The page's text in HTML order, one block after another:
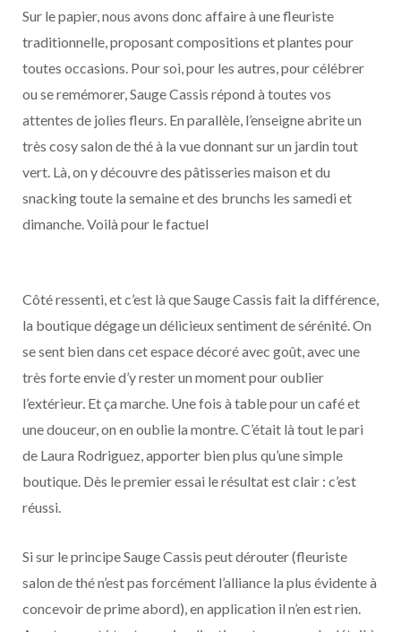
Sur le papier, nous avons donc affaire à une fleuriste
traditionnelle, proposant compositions et plantes pour
toutes occasions. Pour soi, pour les autres, pour célébrer
ou se remémorer, Sauge Cassis répond à toutes vos
attentes de jolies fleurs. En parallèle, l’enseigne abrite un
très cosy salon de thé à la vue donnant sur un jardin tout
vert. Là, on y découvre des pâtisseries maison et du
snacking toute la semaine et des brunchs les samedi et
dimanche. Voilà pour le factuel
Côté ressenti, et c’est là que Sauge Cassis fait la différence,
la boutique dégage un délicieux sentiment de sérénité. On
se sent bien dans cet espace décoré avec goût, avec une
très forte envie d’y rester un moment pour oublier
l’extérieur. Et ça marche. Une fois à table pour un café et
une douceur, on en oublie la montre. C’était là tout le pari
de Laura Rodriguez, apporter bien plus qu’une simple
boutique. Dès le premier essai le résultat est clair : c’est
réussi.
Si sur le principe Sauge Cassis peut dérouter (fleuriste
salon de thé n’est pas forcément l’alliance la plus évidente à
concevoir de prime abord), en application il n’en est rien.